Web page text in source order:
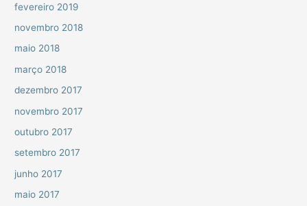
fevereiro 2019
novembro 2018
maio 2018
março 2018
dezembro 2017
novembro 2017
outubro 2017
setembro 2017
junho 2017
maio 2017